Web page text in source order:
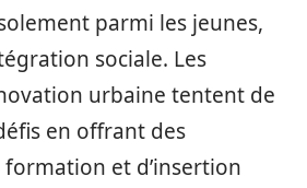
parmi les jeunes,
sociale. Les
urbaine tentent de
en offrant des
et d’insertion